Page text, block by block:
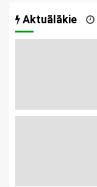
Aktuālākie